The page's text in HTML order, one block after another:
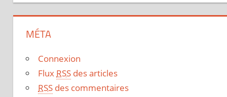
MÉTA
Connexion
Flux RSS des articles
RSS des commentaires